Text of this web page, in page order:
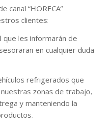
canal “HORECA”
clientes:
que les informarán de
en cualquier duda
refrigerados que
zonas de trabajo,
y manteniendo la